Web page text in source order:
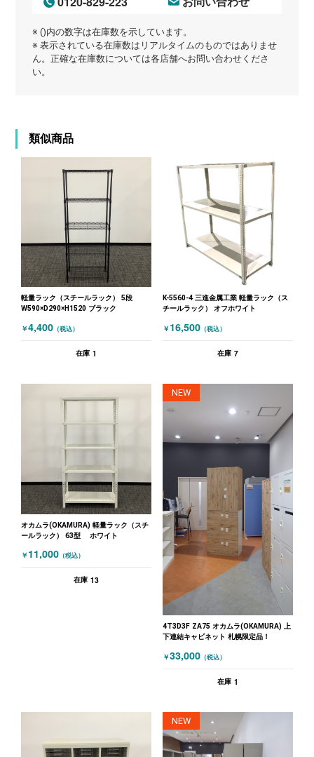
※ ()内の数字は在庫数を示しています。
※ 表示されている在庫数はリアルタイムのものではありませ
ん。正確な在庫数については各店舗へお問い合わせくださ
い。
類似商品
軽量ラック（スチールラック） 5段
W590×D290×H1520 ブラック
￥4,400 （税込）
在庫 1
K-5560-4 三進金属工業 軽量ラック（ス
チールラック） オフホワイト
￥ 16,500 （税込）
在庫 7
オカムラ(OKAMURA) 軽量ラック（スチ
ールラック） 63型 ホワイト
￥ 11,000 （税込）
在庫 13
NEW
4T3D3F ZA75 オカムラ(OKAMURA) 上
下連結キャビネット 札幌限定品！
￥33,000 （税込）
在庫 1
NEW